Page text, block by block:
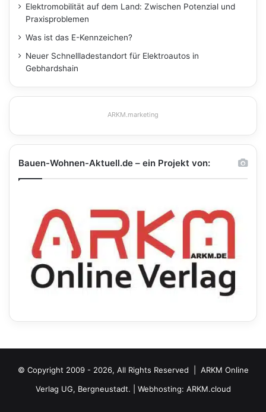
Elektromobilität auf dem Land: Zwischen Potenzial und
Praxisproblemen
Was ist das E-Kennzeichen?
Neuer Schnellladestandort für Elektroautos in
Gebhardshain
ARKM.marketing
Bauen-Wohnen-Aktuell.de – ein Projekt von:
© Copyright 2009 - 2026, All Rights Reserved | ARKM Online
Verlag UG, Bergneustadt. | Webhosting: ARKM.cloud